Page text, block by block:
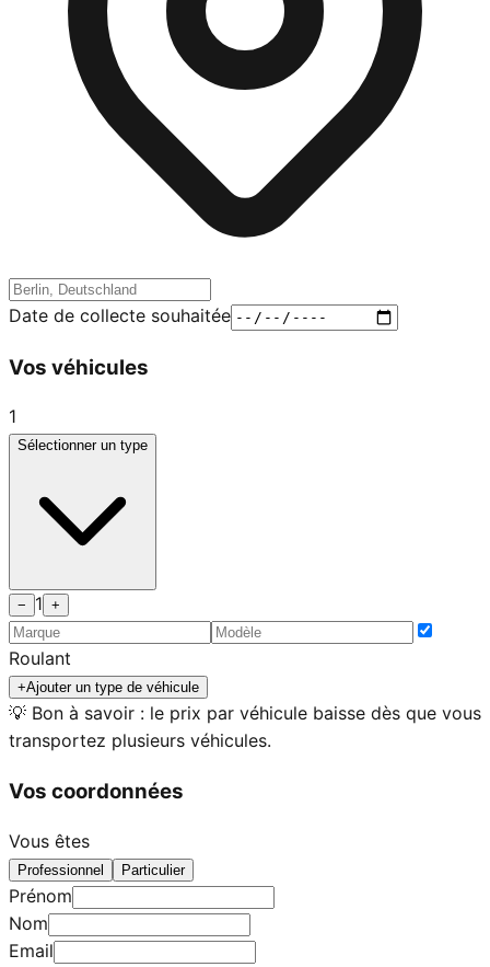
Date de collecte souhaitée
Vos véhicules
1
Sélectionner un type
− 1 +
Roulant
+Ajouter un type de véhicule
💡 Bon à savoir : le prix par véhicule baisse dès que vous
transportez plusieurs véhicules.
Vos coordonnées
Vous êtes
Professionnel Particulier
Prénom
Nom
Email